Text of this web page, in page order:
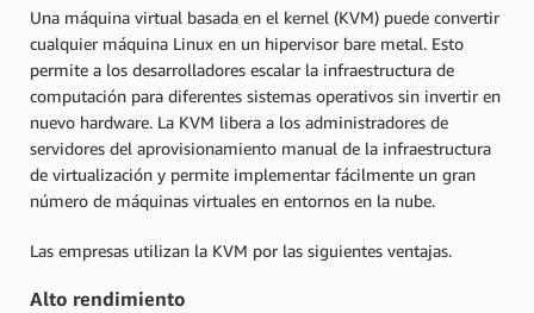
Una máquina virtual basada en el kernel (KVM) puede convertir
cualquier máquina Linux en un hipervisor bare metal. Esto
permite a los desarrolladores escalar la infraestructura de
computación para diferentes sistemas operativos sin invertir en
nuevo hardware. La KVM libera a los administradores de
servidores del aprovisionamiento manual de la infraestructura
de virtualización y permite implementar fácilmente un gran
número de máquinas virtuales en entornos en la nube.
Las empresas utilizan la KVM por las siguientes ventajas.
Alto rendimiento